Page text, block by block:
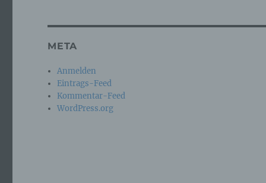
META
Anmelden
Eintrags-Feed
Kommentar-Feed
WordPress.org